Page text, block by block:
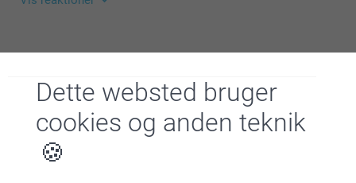
Dette websted bruger
cookies og anden teknik
Tøv ikke med at kontakte os hvis det er noget du
16:14
Tusind tak for din dejlige anmeldelse og dine fem
stjerner. Det glæde os meget at du er tilfreds med
din gæstebog. Den er så dejlige, og så sjove at have
med egna personlige motiv.
Venlig hilsen,
Johanna, Smartphoto
Lignende produkter
Billedblok